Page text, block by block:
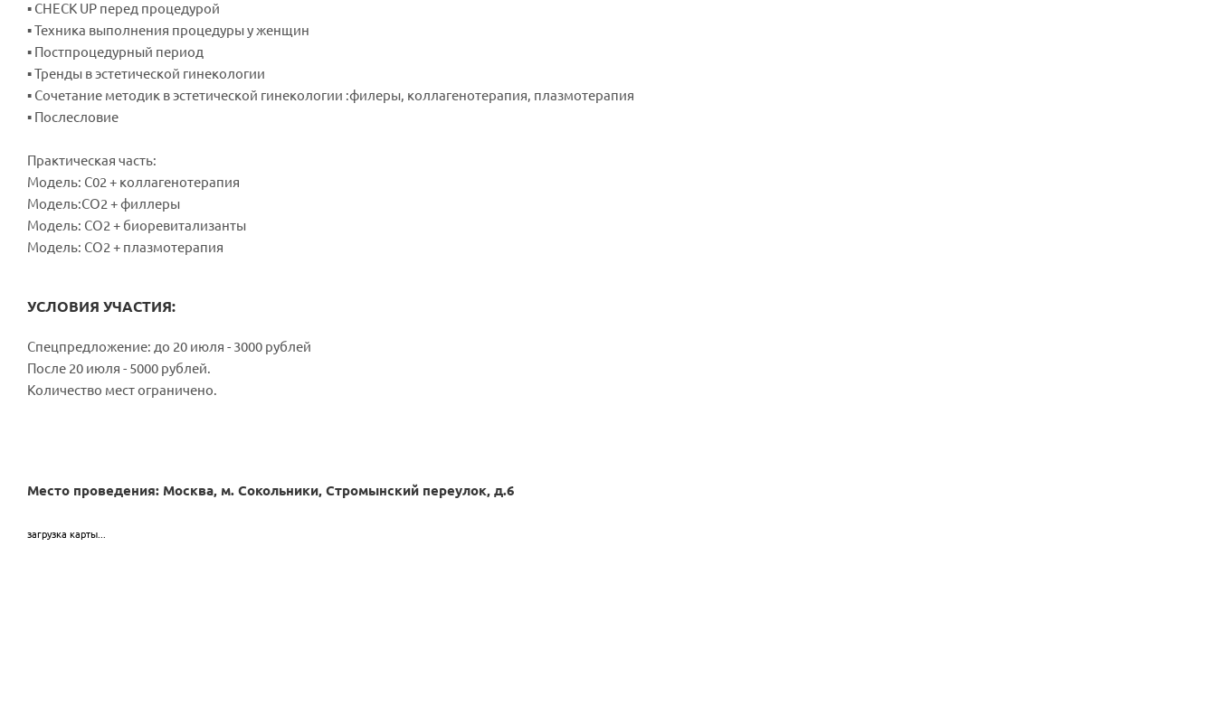
▪ CHECK UP перед процедурой
▪ Техника выполнения процедуры у женщин
▪ Постпроцедурный период
▪ Тренды в эстетической гинекологии
▪ Сочетание методик в эстетической гинекологии :филеры, коллагенотерапия, плазмотерапия
▪ Послесловие
Практическая часть:
Модель: С02 + коллагенотерапия
Модель:СO2 + филлеры
Модель: СО2 + биоревитализанты
Модель: СО2 + плазмотерапия
УСЛОВИЯ УЧАСТИЯ:
Спецпредложение: до 20 июля - 3000 рублей
После 20 июля - 5000 рублей.
Количество мест ограничено.
Место проведения: Москва, м. Сокольники, Стромынский переулок, д.6
загрузка карты...